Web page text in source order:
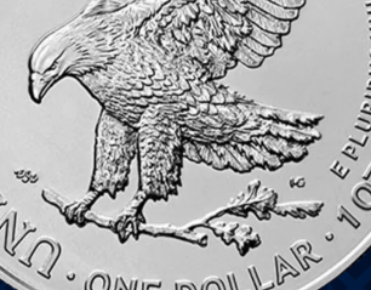
זו: ראגנר וולפביין, לוחם אגדי
כסף מגיע בקופסת הגנה יחד עם
מוגבלת של 500 יחידות בלבד ברחבי העולם!
₪
550
₪